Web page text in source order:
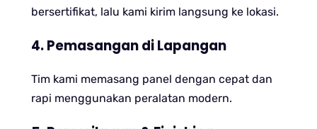
bersertifikat, lalu kami kirim langsung ke lokasi.
4. Pemasangan di Lapangan
Tim kami memasang panel dengan cepat dan
rapi menggunakan peralatan modern.